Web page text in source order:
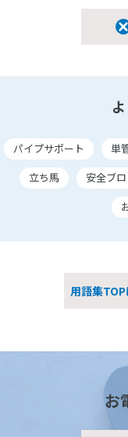
パイプサポート 単
立ち馬
安全ブ
用語集
お